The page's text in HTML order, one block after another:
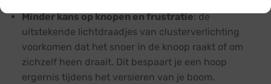
Minder kans op knopen en frustratie: de
uitstekende lichtdraadjes van clusterverlichting
voorkomen dat het snoer in de knoop raakt of om
zichzelf heen draait. Dit bespaart je een hoop
ergernis tijdens het versieren van je boom.